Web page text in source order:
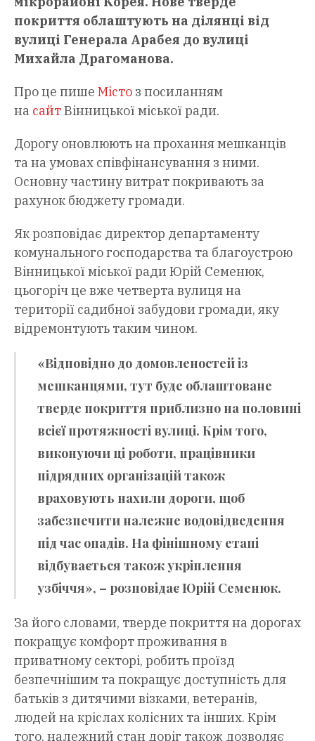
покриття облаштують на ділянці від
вулиці Генерала Арабея до вулиці
Михайла Драгоманова.
Про це пише Місто з посиланням
на сайтВінницької міської ради.
Дорогу оновлюють на прохання мешканців
та на умовах співфінансування з ними.
Основну частину витрат покривають за
рахунок бюджету громади.
Як розповідає директор департаменту
комунального господарства та благоустрою
Вінницької міської ради Юрій Семенюк,
цьогоріч це вже четверта вулиця на
території садибної забудови громади, яку
відремонтують таким чином.
«Відповідно до домовленостей із
мешканцями, тут буде облаштоване
тверде покриття приблизно на половині
всієї протяжності вулиці. Крім того,
виконуючи ці роботи, працівники
підрядних організацій також
враховують нахили дороги, щоб
забезпечити належне водовідведення
під час опадів. На фінішному етапі
відбувається також укріплення
узбіччя», – розповідає Юрій Семенюк.
За його словами, тверде покриття на дорогах
покращує комфорт проживання в
приватному секторі, робить проїзд
безпечнішим та покращує доступність для
батьків з дитячими візками, ветеранів,
людей на кріслах колісних та інших. Крім
того, належний стан доріг також дозволяє